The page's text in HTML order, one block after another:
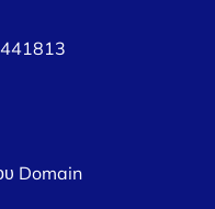
Domain